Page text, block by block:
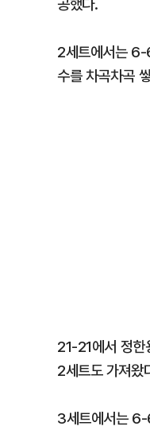
2세트에서는 6-
수를 차곡차곡
21-21에서 정한
2세트도 가져왔
3세트에서는 6-